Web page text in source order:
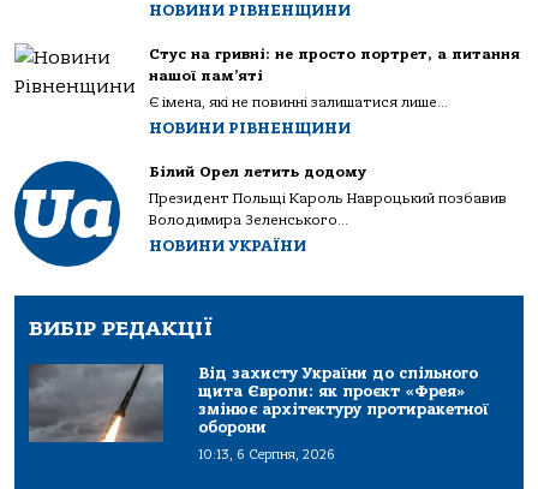
НОВИНИ РІВНЕНЩИНИ
Стус на гривні: не просто портрет, а питання
нашої пам’яті
Є імена, які не повинні залишатися лише...
НОВИНИ РІВНЕНЩИНИ
Білий Орел летить додому
Президент Польщі Кароль Навроцький позбавив
Володимира Зеленського...
НОВИНИ УКРАЇНИ
ВИБІР РЕДАКЦІЇ
Від захисту України до спільного
щита Європи: як проєкт «Фрея»
змінює архітектуру протиракетної
оборони
10:13, 6 Серпня, 2026